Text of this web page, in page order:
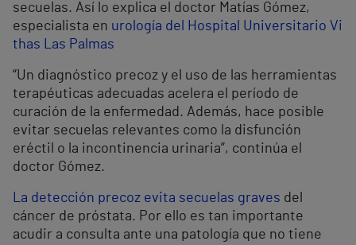
secuelas. Así lo explica el doctor Matías Gómez,
especialista en urología del Hospital Universitario Vi
thas Las Palmas
“Un diagnóstico precoz y el uso de las herramientas
terapéuticas adecuadas acelera el período de
curación de la enfermedad. Además, hace posible
evitar secuelas relevantes como la disfunción
eréctil o la incontinencia urinaria”, continúa el
doctor Gómez.
La detección precoz evita secuelas graves del
cáncer de próstata. Por ello es tan importante
acudir a consulta ante una patología que no tiene